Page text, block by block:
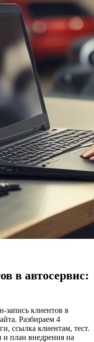
в автосервис:
запись клиентов в
Разбираем 4
ссылка клиентам, тест.
план внедрения на